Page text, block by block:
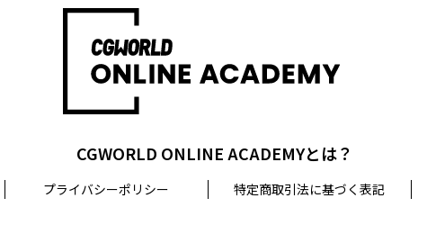
CGWORLD ONLINE ACADEMYとは？
プライバシーポリシー 特定商取引法に基づく表記